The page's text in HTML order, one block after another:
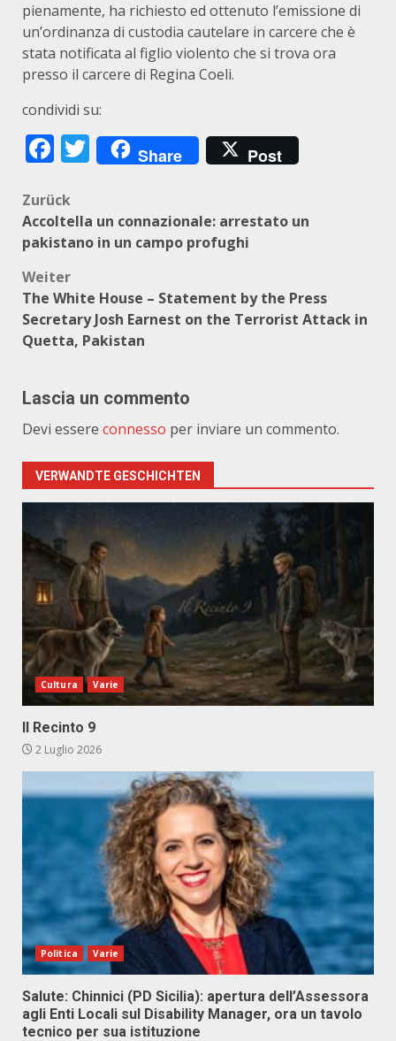
pienamente, ha richiesto ed ottenuto l’emissione di
un’ordinanza di custodia cautelare in carcere che è
stata notificata al figlio violento che si trova ora
presso il carcere di Regina Coeli.
condividi su:
Facebook
Twitter
Share Post
Beitragsnavigation
Zurück
Accoltella un connazionale: arrestato un
pakistano in un campo profughi
Weiter
The White House – Statement by the Press
Secretary Josh Earnest on the Terrorist Attack in
Quetta, Pakistan
Lascia un commento
Devi essere connesso per inviare un commento.
VERWANDTE GESCHICHTEN
Cultura Varie
Il Recinto 9
2 Luglio 2026
Politica Varie
Salute: Chinnici (PD Sicilia): apertura dell’Assessora
agli Enti Locali sul Disability Manager, ora un tavolo
tecnico per sua istituzione